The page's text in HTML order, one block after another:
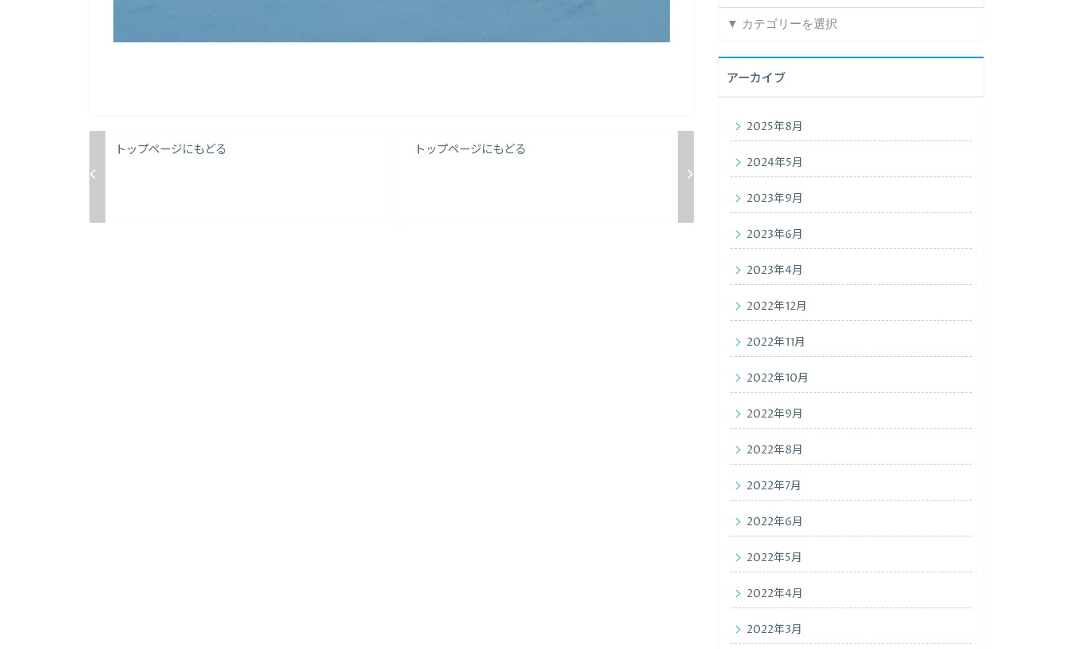
トップページにもどる トップページにもどる
カ
ゴ
リ
ー
アーカイブ
2025年8月
2024年5月
2023年9月
2023年6月
2023年4月
2022年12月
2022年11月
2022年10月
2022年9月
2022年8月
2022年7月
2022年6月
2022年5月
2022年4月
2022年3月